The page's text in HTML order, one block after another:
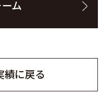
ーム
績に戻る